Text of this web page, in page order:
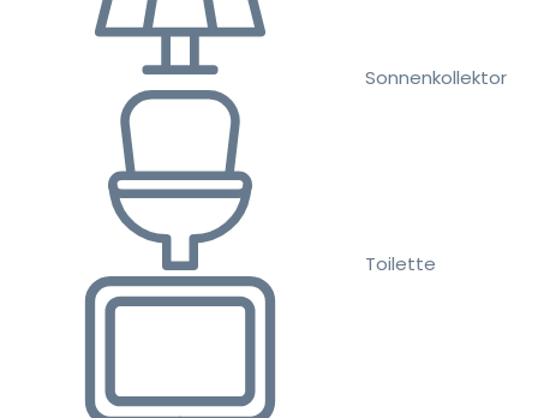
Sonnenkollektor
Toilette